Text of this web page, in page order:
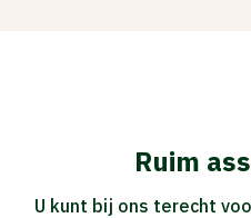
Ruim
U kunt bij ons terecht